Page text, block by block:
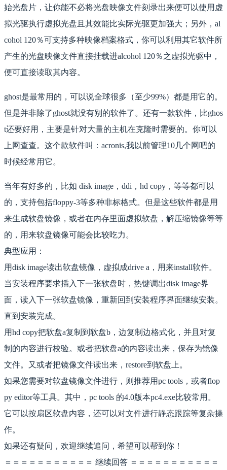
始光盘片，让你能不必将光盘映像文件刻录出来便可以使用虚
拟光驱执行虚拟光盘且其效能比实际光驱更加强大；另外，al
cohol 120％可支持多种映像档案格式，你可以利用其它软件所
产生的光盘映像文件直接挂载进alcohol 120％之虚拟光驱中，
便可直接读取其内容。
ghost是最常用的，可以说全球很多（至少99%）都是用它的。
但是并非除了ghost就没有别的软件了。还有一款软件，比ghos
t还要好用，主要是针对大量的主机在克隆时需要的。你可以
上网查查。这个款软件叫：acronis,我以前管理10几个网吧的
时候经常用它。
当年有好多的，比如 disk image，ddi，hd copy，等等都可以
的，支持包括floppy-3等多种非标格式。但是这些软件都是用
来生成软盘镜像，或者在内存里面虚拟软盘，解压缩镜像等等
的，用来软盘镜像可能会比较吃力。
典型应用：
用disk image读出软盘镜像，虚拟成drive a，用来install软件。
当安装程序要求插入下一张软盘时，热键调出disk image界
面，读入下一张软盘镜像，重新回到安装程序界面继续安装。
直到安装完成。
用hd copy把软盘a复制到软盘b，边复制边格式化，并且对复
制的内容进行校验。或者把软盘a的内容读出来，保存为镜像
文件。又或者把镜像文件读出来，restore到软盘上。
如果您需要对软盘镜像文件进行，则推荐用pc tools，或者flop
py editor等工具。其中，pc tools 的4.0版本pc4.exe比较常用。
它可以按扇区软盘内容，还可以对文件进行静态跟踪等复杂操
作。
如果还有疑问，欢迎继续追问，希望可以帮到你！
＝＝＝＝＝＝＝＝＝＝＝ 继续回答 ＝＝＝＝＝＝＝＝＝＝＝